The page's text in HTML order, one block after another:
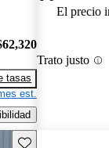
tasas
est.
El precio
Trato justo
Guarda este Aviso